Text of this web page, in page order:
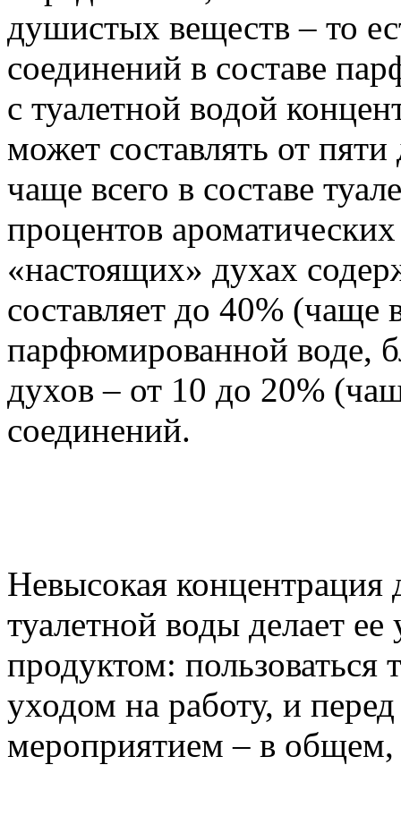
душистых веществ – то
соединений в составе
с туалетной водой
может составлять от
чаще всего в составе
процентов
«настоящих» духах
составляет до 40% (чаще
парфюмированной воде,
духов – от 10 до 20%
соединений.
Невысокая концентрация
туалетной воды делает
продуктом:
уходом на работу, и
мероприятием – в общем,